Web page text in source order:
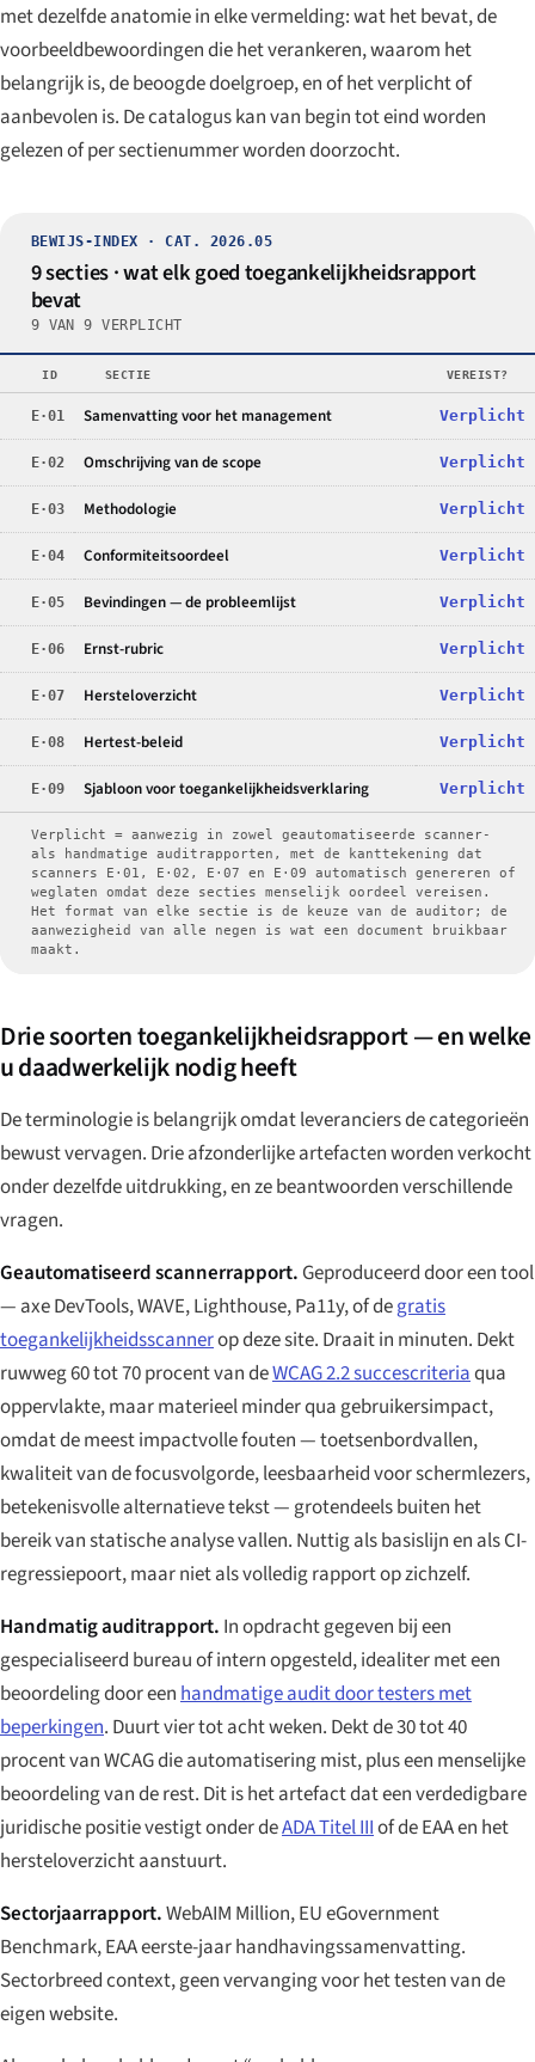
met dezelfde anatomie in elke vermelding: wat het bevat, de
voorbeeldbewoordingen die het verankeren, waarom het
belangrijk is, de beoogde doelgroep, en of het verplicht of
aanbevolen is. De catalogus kan van begin tot eind worden
gelezen of per sectienummer worden doorzocht.
BEWIJS-INDEX · CAT. 2026.05
9 secties · wat elk goed toegankelijkheidsrapport
bevat
9 VAN 9 VERPLICHT
ID SECTIE VEREIST?
E·01 Samenvatting voor het management Verplicht
E·02 Omschrijving van de scope Verplicht
E·03 Methodologie Verplicht
E·04 Conformiteitsoordeel Verplicht
E·05 Bevindingen — de probleemlijst Verplicht
E·06 Ernst-rubric Verplicht
E·07 Hersteloverzicht Verplicht
E·08 Hertest-beleid Verplicht
E·09 Sjabloon voor toegankelijkheidsverklaring Verplicht
Verplicht = aanwezig in zowel geautomatiseerde scanner-
als handmatige auditrapporten, met de kanttekening dat
scanners E·01, E·02, E·07 en E·09 automatisch genereren of
weglaten omdat deze secties menselijk oordeel vereisen.
Het format van elke sectie is de keuze van de auditor; de
aanwezigheid van alle negen is wat een document bruikbaar
maakt.
Drie soorten toegankelijkheidsrapport — en welke
u daadwerkelijk nodig heeft
De terminologie is belangrijk omdat leveranciers de categorieën
bewust vervagen. Drie afzonderlijke artefacten worden verkocht
onder dezelfde uitdrukking, en ze beantwoorden verschillende
vragen.
Geautomatiseerd scannerrapport. Geproduceerd door een tool
— axe DevTools, WAVE, Lighthouse, Pa11y, of degratis
toegankelijkheidsscannerop deze site. Draait in minuten. Dekt
ruwweg 60 tot 70 procent van deWCAG 2.2 succescriteriaqua
oppervlakte, maar materieel minder qua gebruikersimpact,
omdat de meest impactvolle fouten — toetsenbordvallen,
kwaliteit van de focusvolgorde, leesbaarheid voor schermlezers,
betekenisvolle alternatieve tekst — grotendeels buiten het
bereik van statische analyse vallen. Nuttig als basislijn en als CI-
regressiepoort, maar niet als volledig rapport op zichzelf.
Handmatig auditrapport. In opdracht gegeven bij een
gespecialiseerd bureau of intern opgesteld, idealiter met een
beoordeling door eenhandmatige audit door testers met
beperkingen. Duurt vier tot acht weken. Dekt de 30 tot 40
procent van WCAG die automatisering mist, plus een menselijke
beoordeling van de rest. Dit is het artefact dat een verdedigbare
juridische positie vestigt onder deADA Titel IIIof de EAA en het
hersteloverzicht aanstuurt.
Sectorjaarrapport.WebAIM Million, EU eGovernment
Benchmark, EAA eerste-jaar handhavingssamenvatting.
Sectorbreed context, geen vervanging voor het testen van de
eigen website.